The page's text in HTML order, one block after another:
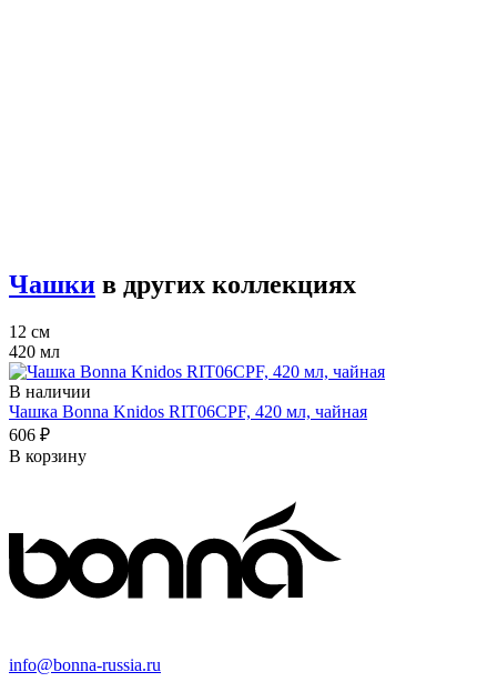
Чашки в других коллекциях
12 см
420 мл
В наличии
Чашка Bonna Knidos RIT06CPF, 420 мл, чайная
606 ₽
В корзину
info@bonna-russia.ru